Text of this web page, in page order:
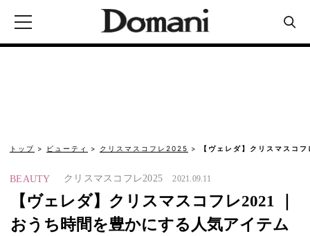
トップ ビューティ クリスマスコフレ2025 【ヴェレダ】クリスマスコ
BEAUTY クリスマスコフレ2025 2021.09.11
【ヴェレダ】クリスマスコフレ2021 ｜
おうち時間を豊かにする人気アイテム